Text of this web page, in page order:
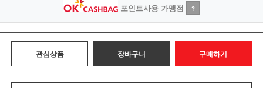
포인트사용 가맹점 ?
관심상품 장바구니 구매하기